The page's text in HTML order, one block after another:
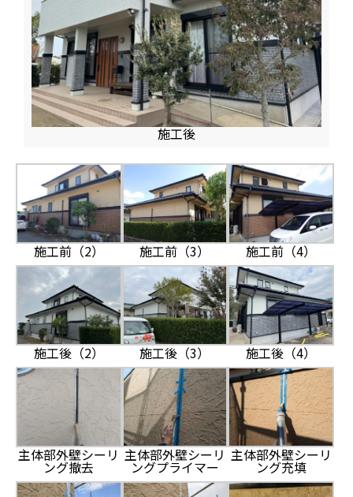
施工後
施工前（2） 施工前（3） 施工前（4）
施工後（2） 施工後（3） 施工後（4）
主体部外壁シーリ
ング撤去
主体部外壁シーリ
ングプライマー
主体部外壁シーリ
ング充填